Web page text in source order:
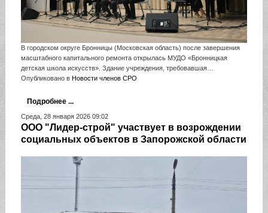
В городском округе Бронницы (Московская область) после завершения
масштабного капитального ремонта открылась МУДО «Бронницкая
детская школа искусств». Здание учреждения, требовавшая…
Опубликовано в Новости членов СРО
Подробнее ...
Среда, 28 января 2026 09:02
ООО "Лидер-строй" участвует в возрождении
социальных объектов в Запорожской области